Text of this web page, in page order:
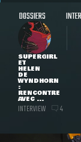
DOSSIERS
SUPERGIRL
ET
HELEN
DE
WYNDHORN
:
RENCONTRE
AVEC ...
INTERVIEW 4